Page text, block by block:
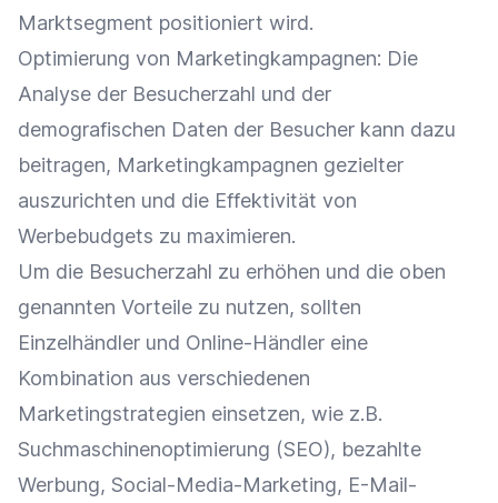
Marktsegment positioniert wird.
Optimierung von Marketingkampagnen: Die
Analyse der Besucherzahl und der
demografischen Daten der Besucher kann dazu
beitragen, Marketingkampagnen gezielter
auszurichten und die Effektivität von
Werbebudgets zu maximieren.
Um die Besucherzahl zu erhöhen und die oben
genannten Vorteile zu nutzen, sollten
Einzelhändler und Online-Händler eine
Kombination aus verschiedenen
Marketingstrategien einsetzen, wie z.B.
Suchmaschinenoptimierung (SEO), bezahlte
Werbung, Social-Media-Marketing, E-Mail-